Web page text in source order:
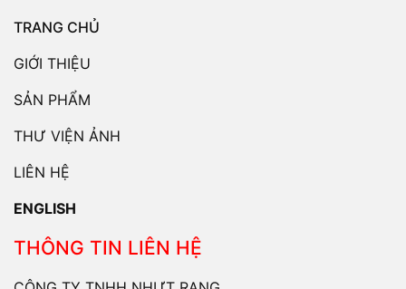
TRANG CHỦ
GIỚI THIỆU
SẢN PHẨM
THƯ VIỆN ẢNH
LIÊN HỆ
ENGLISH
THÔNG TIN LIÊN HỆ